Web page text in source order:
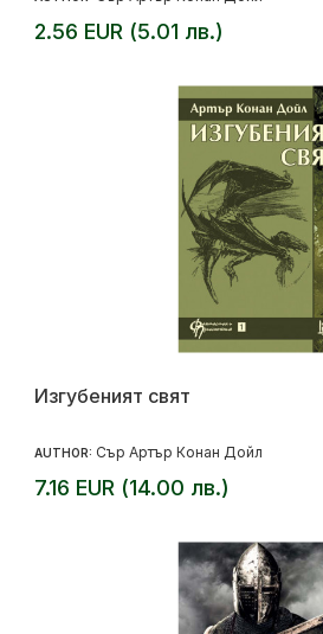
2.56 EUR (5.01 лв.)
Изгубеният свят
AUTHOR: Сър Артър Конан Дойл
7.16 EUR (14.00 лв.)